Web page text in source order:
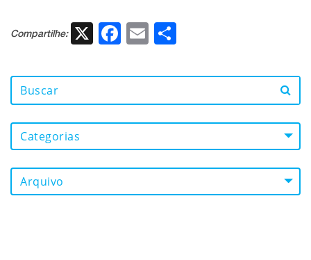
Compartilhe: X Facebook
Email
Categorias
Arquivo